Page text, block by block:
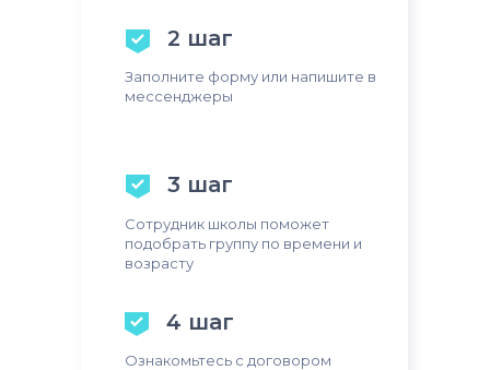
2 шаг
Заполните форму или напишите в
мессенджеры
3 шаг
Сотрудник школы поможет
подобрать группу по времени и
возрасту
4 шаг
Ознакомьтесь с договором